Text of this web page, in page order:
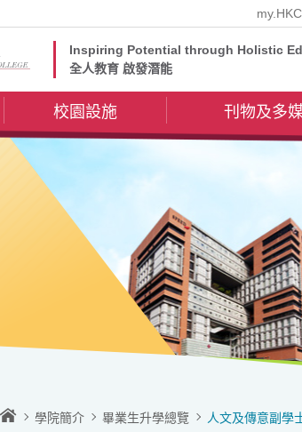
Inspiring Potential through Holistic
全人教育 啟發潛能
校園設施 刊物及多
學院簡介 畢業生升學總覽 人文及傳意副學